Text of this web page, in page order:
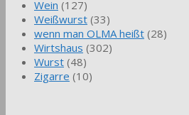
Wein (127)
Weißwurst (33)
wenn man OLMA heißt (28)
Wirtshaus (302)
Wurst (48)
Zigarre (10)